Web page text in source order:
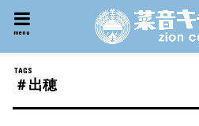
menu
＃出穂